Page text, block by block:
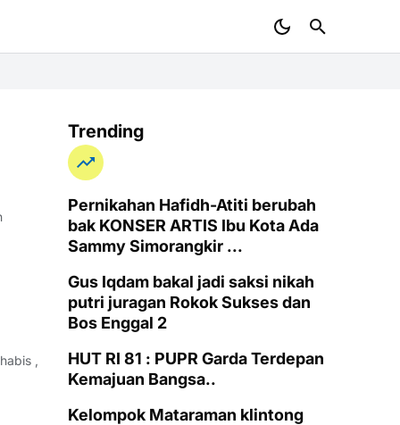
,
Trending
Pernikahan Hafidh-Atiti berubah
bak KONSER ARTIS Ibu Kota Ada
Sammy Simorangkir ...
Gus Iqdam bakal jadi saksi nikah
putri juragan Rokok Sukses dan
Bos Enggal 2
HUT RI 81 : PUPR Garda Terdepan
Kemajuan Bangsa..
Kelompok Mataraman klintong